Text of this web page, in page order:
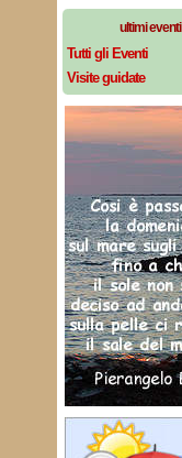
ultimi eventi
Tutti gli Eventi
Visite guidate